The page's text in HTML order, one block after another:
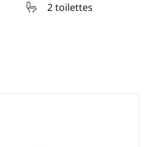
2 toilettes